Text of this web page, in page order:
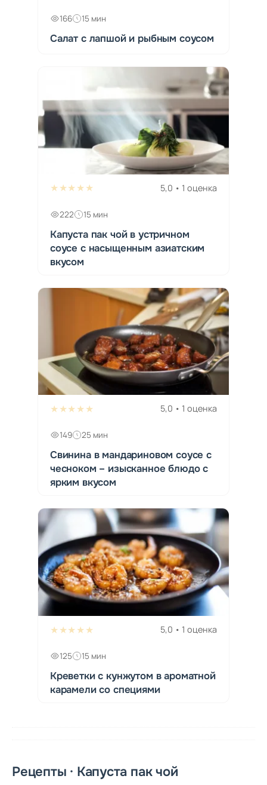
166 15 мин
Салат с лапшой и рыбным соусом
★★★★★ 5,0 • 1 оценка
222 15 мин
Капуста пак чой в устричном
соусе с насыщенным азиатским
вкусом
★★★★★ 5,0 • 1 оценка
149 25 мин
Свинина в мандариновом соусе с
чесноком – изысканное блюдо с
ярким вкусом
★★★★★ 5,0 • 1 оценка
125 15 мин
Креветки с кунжутом в ароматной
карамели со специями
Рецепты · Капуста пак чой